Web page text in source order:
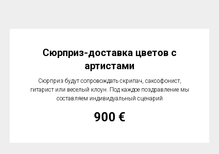
Сюрприз-доставка цветов с
артистами
Сюрприз будут сопровождать скрипач, саксофонист,
гитарист или веселый клоун. Под каждое поздравление мы
составляем индивидуальный сценарий
900 €